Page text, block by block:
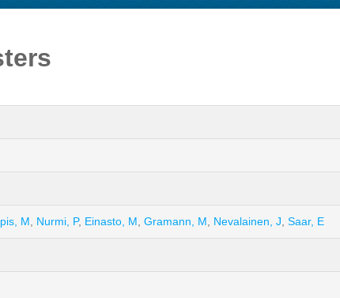
M Nurmi, P, Einasto, M Gramann, M Nevalainen, J Saar, E